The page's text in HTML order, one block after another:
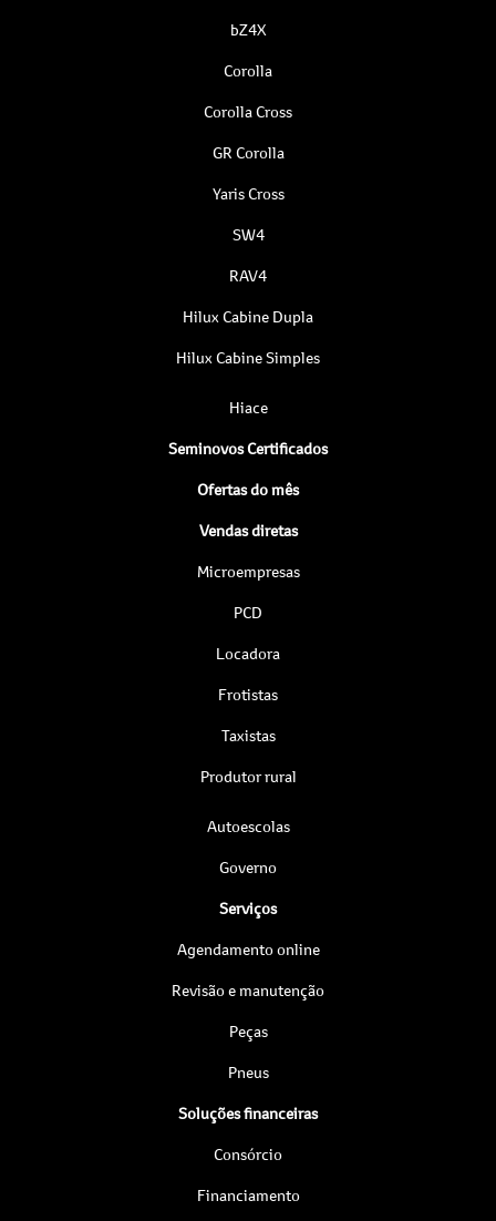
bZ4X
Corolla
Corolla Cross
GR Corolla
Yaris Cross
SW4
RAV4
Hilux Cabine Dupla
Hilux Cabine Simples
Hiace
Seminovos Certificados
Ofertas do mês
Vendas diretas
Microempresas
PCD
Locadora
Frotistas
Taxistas
Produtor rural
Autoescolas
Governo
Serviços
Agendamento online
Revisão e manutenção
Peças
Pneus
Soluções financeiras
Consórcio
Financiamento